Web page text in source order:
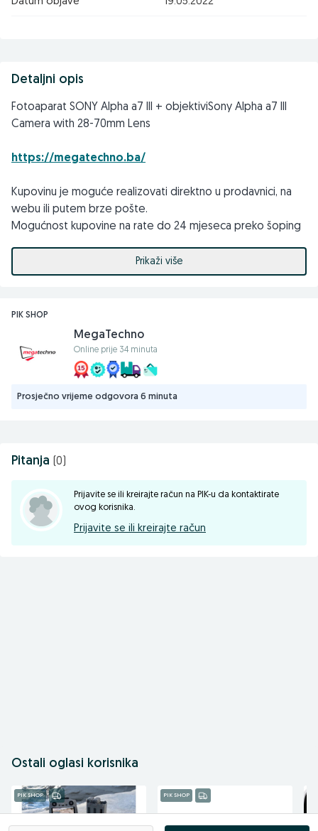
Detaljni opis
Fotoaparat SONY Alpha a7 III + objektiviSony Alpha a7 III
Camera with 28-70mm Lens
https://megatechno.ba/
Kupovinu je moguće realizovati direktno u prodavnici, na
webu ili putem brze pošte.
Mogućnost kupovine na rate do 24 mjeseca preko šoping
Mogućnost kupovine preko firme.
Uz svaki kupljeni proizvod dobijate fiskalni račun i garanciju.
Kontakt telefoni ili viber: 061255994; 033618310
Email: info@megatechno.ba
prodaja@megatechno.ba
Web: megatechno.ba
Stojimo na raspolaganju za sve dodatne upite i konsultacije.
Prikaži više
PIK SHOP
MegaTechno
Online prije 34 minuta
Prosječno vrijeme odgovora 6 minuta
Pitanja (0)
Prijavite se ili kreirajte račun na PIK-u da kontaktirate
ovog korisnika.
Prijavite se ili kreirajte račun
Ostali oglasi korisnika
PIK SHOP PIK SHOP